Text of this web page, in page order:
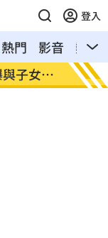
登入
熱門 影音
熱搜
子女互
宣布